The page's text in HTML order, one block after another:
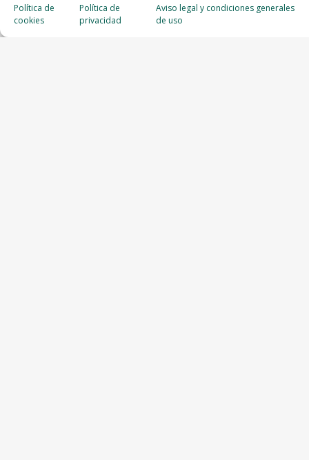
Política de
cookies
Política de
privacidad
Aviso legal y condiciones generales
de uso